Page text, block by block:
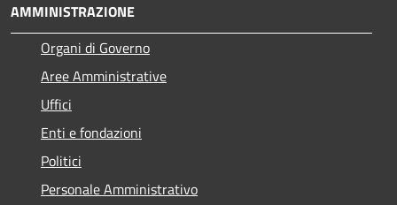
AMMINISTRAZIONE
Organi di Governo
Aree Amministrative
Uffici
Enti e fondazioni
Politici
Personale Amministrativo